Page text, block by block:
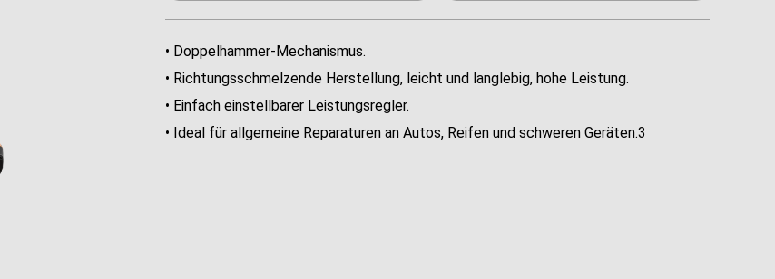
• Doppelhammer-Mechanismus.
• Richtungsschmelzende Herstellung, leicht und langlebig, hohe Leistung.
• Einfach einstellbarer Leistungsregler.
• Ideal für allgemeine Reparaturen an Autos, Reifen und schweren Geräten.3